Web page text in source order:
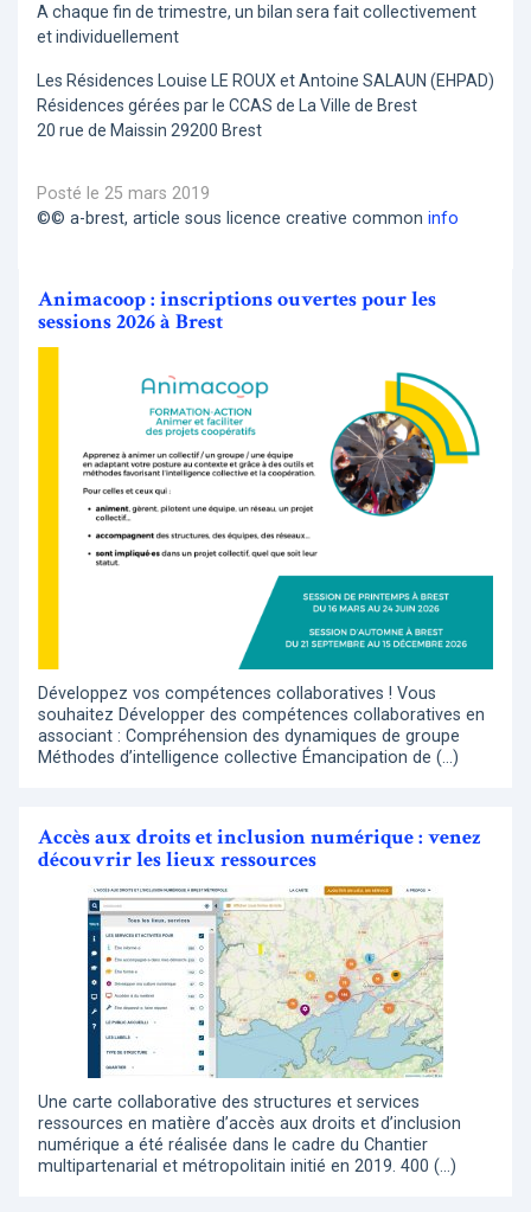
A chaque fin de trimestre, un bilan sera fait collectivement
et individuellement
Les Résidences Louise LE ROUX et Antoine SALAUN (EHPAD)
Résidences gérées par le CCAS de La Ville de Brest
20 rue de Maissin 29200 Brest
Posté le 25 mars 2019
©© a-brest, article sous licence creative common info
Animacoop : inscriptions ouvertes pour les
sessions 2026 à Brest
Développez vos compétences collaboratives ! Vous
souhaitez Développer des compétences collaboratives en
associant : Compréhension des dynamiques de groupe
Méthodes d’intelligence collective Émancipation de (…)
Accès aux droits et inclusion numérique : venez
découvrir les lieux ressources
Une carte collaborative des structures et services
ressources en matière d’accès aux droits et d’inclusion
numérique a été réalisée dans le cadre du Chantier
multipartenarial et métropolitain initié en 2019. 400 (…)